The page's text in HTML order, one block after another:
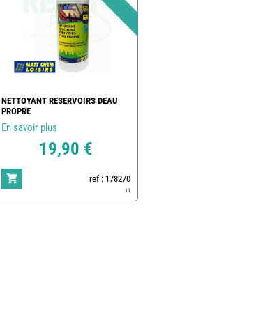
NETTOYANT RESERVOIRS DEAU
PROPRE
En savoir plus
19,90 €
ref : 178270
11